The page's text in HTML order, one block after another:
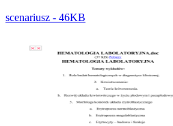
scenariusz - 46KB